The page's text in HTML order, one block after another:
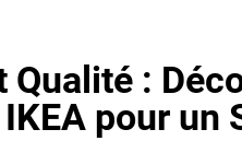
Qualité :
pour un